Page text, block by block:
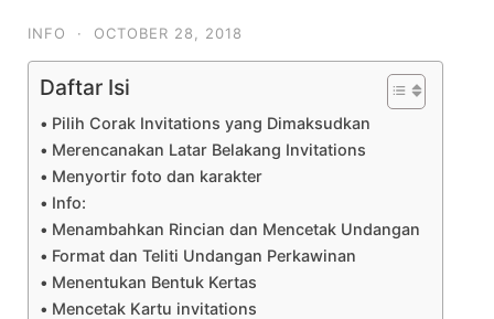
INFO · OCTOBER 28, 2018
Daftar Isi
Pilih Corak Invitations yang Dimaksudkan
Merencanakan Latar Belakang Invitations
Menyortir foto dan karakter
Info:
Menambahkan Rincian dan Mencetak Undangan
Format dan Teliti Undangan Perkawinan
Menentukan Bentuk Kertas
Mencetak Kartu invitations